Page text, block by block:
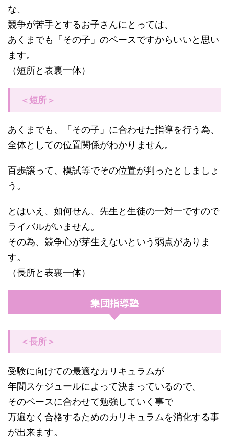
な、
競争が苦手とするお子さんにとっては、
あくまでも「その子」のペースですからいいと思い
ます。
（短所と表裏一体）
＜短所＞
あくまでも、「その子」に合わせた指導を行う為、
全体としての位置関係がわかりません。
百歩譲って、模試等でその位置が判ったとしましょ
う。
とはいえ、如何せん、先生と生徒の一対一ですので
ライバルがいません。
その為、競争心が芽生えないという弱点がありま
す。
（長所と表裏一体）
集団指導塾
＜長所＞
受験に向けての最適なカリキュラムが
年間スケジュールによって決まっているので、
そのペースに合わせて勉強していく事で
万遍なく合格するためのカリキュラムを消化する事
が出来ます。